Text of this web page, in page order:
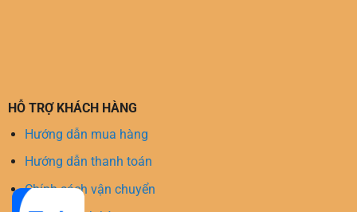
HỖ TRỢ KHÁCH HÀNG
Hướng dẫn mua hàng
Hướng dẫn thanh toán
Chính sách vận chuyển